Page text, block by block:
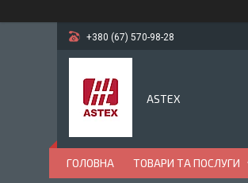
+380 (67) 570-98-28
ASTEX
ГОЛОВНА ТОВАРИ ТА ПОСЛУГИ